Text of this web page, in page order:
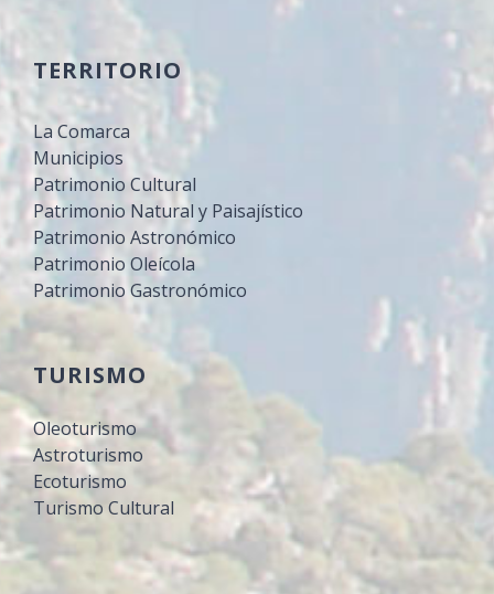
TERRITORIO
La Comarca
Municipios
Patrimonio Cultural
Patrimonio Natural y Paisajístico
Patrimonio Astronómico
Patrimonio Oleícola
Patrimonio Gastronómico
TURISMO
Oleoturismo
Astroturismo
Ecoturismo
Turismo Cultural